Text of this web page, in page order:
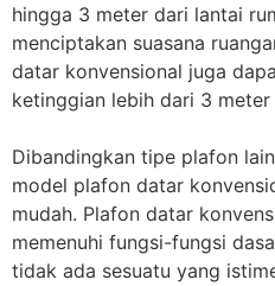
hingga 3 meter dari lantai
menciptakan suasana
datar konvensional juga
ketinggian lebih dari 3
Dibandingkan tipe plafon
model plafon datar
mudah. Plafon datar
memenuhi fungsi-fungsi
tidak ada sesuatu yang